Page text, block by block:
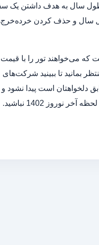
سال به هدف داشتن یک
سال و حذف کردن
انتخاب کسانی است که می‌خواهند
بمانید تا ببینید
است پیدا نشود و
1402 نباشید.